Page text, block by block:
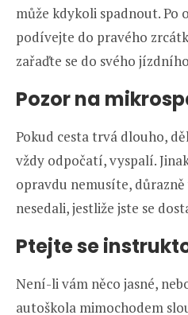
může kdykoli spadnout. Po
podívejte do pravého
zařaďte se do svého
Pozor na
Pokud cesta trvá dlouho,
vždy odpočatí, vyspalí.
opravdu nemusíte,
nesedali, jestliže jste se
Ptejte se
Není-li vám něco jasné,
autoškola mimochodem